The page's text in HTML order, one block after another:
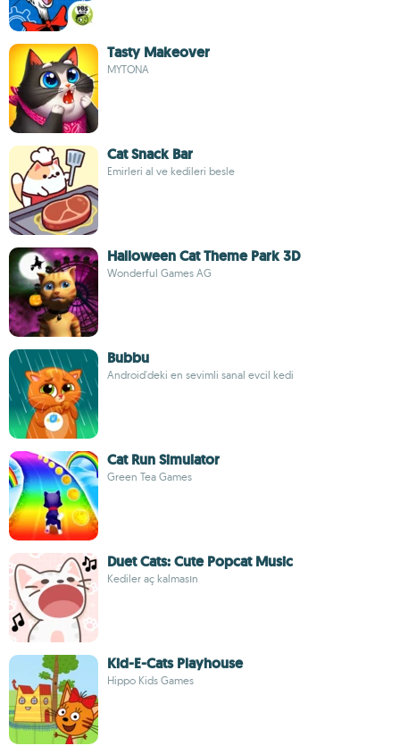
Tasty Makeover
MYTONA
Cat Snack Bar
Emirleri al ve kedileri besle
Halloween Cat Theme Park 3D
Wonderful Games AG
Bubbu
Android'deki en sevimli sanal evcil kedi
Cat Run Simulator
Green Tea Games
Duet Cats: Cute Popcat Music
Kediler aç kalmasın
Kid-E-Cats Playhouse
Hippo Kids Games